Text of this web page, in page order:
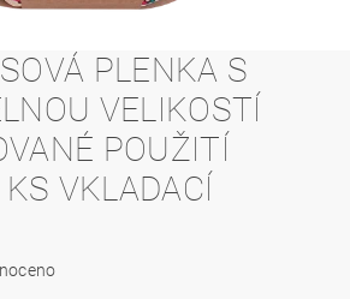
PLENKA S
VELIKOSTÍ
POUŽITÍ
VKLADACÍ